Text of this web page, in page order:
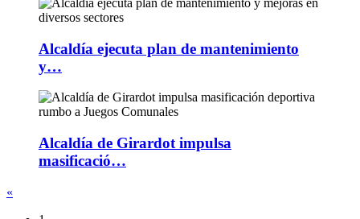
Alcaldía ejecuta plan de mantenimiento
y…
Alcaldía de Girardot impulsa
masificació…
«